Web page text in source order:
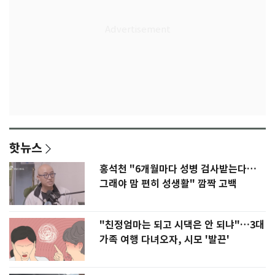
핫뉴스
홍석천 "6개월마다 성병 검사받는다…
그래야 맘 편히 성생활" 깜짝 고백
"친정엄마는 되고 시댁은 안 되냐"…3대
가족 여행 다녀오자, 시모 '발끈'